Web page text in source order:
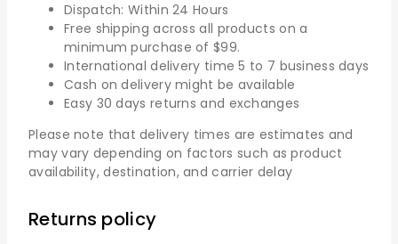
Dispatch: Within 24 Hours
Free shipping across all products on a
minimum purchase of $99.
International delivery time 5 to 7 business days
Cash on delivery might be available
Easy 30 days returns and exchanges
Please note that delivery times are estimates and
may vary depending on factors such as product
availability, destination, and carrier delay
Returns policy